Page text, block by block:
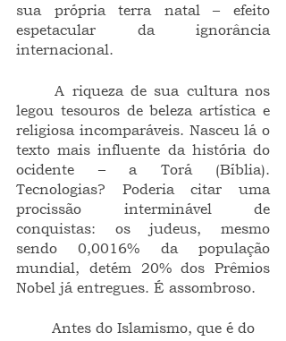
sua própria terra natal – efeito
espetacular da ignorância
internacional.
	A riqueza de sua cultura nos
legou tesouros de beleza artística e
religiosa incomparáveis. Nasceu lá o
texto mais influente da história do
ocidente – a Torá (Bíblia).
Tecnologias? Poderia citar uma
procissão interminável de
conquistas: os judeus, mesmo
sendo 0,0016% da população
mundial, detém 20% dos Prêmios
Nobel já entregues. É assombroso.